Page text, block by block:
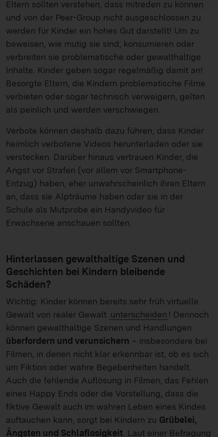
Eltern sollten verstehen, dass mitreden zu können
und von der Peer-Group nicht ausgeschlossen zu
werden für Kinder ein hohes Gut darstellt! Um zu
beweisen, wie mutig sie sind, konsumieren oder
verbreiten sie problematische oder gewalthaltige
Inhalte. Kinder geben sogar regelmäßig damit an!
Besorgte Eltern, die Kindern problematische Filme
verbieten oder sogar technisch verweigern, gelten
als peinlich und werden verschwiegen.
Verbote können deshalb dazu führen, dass Kinder
heimlich verbotene Videos herunterladen oder sie
verstecken. Darüber hinaus vertrauen Kinder, die
Angst vor Strafen (vor allem vor Smartphone-
Entzug) haben, eher unwahrscheinlich ihren Eltern
an, dass sie Alpträume haben oder sie in der
Schule als Mutprobe ein Handyvideo für
Erwachsene anschauen sollten.
Hinterlassen gewalthaltige Szenen und
Geschichten bei Kindern bleibende
Schäden?
Wichtig: Kinder können bereits sehr früh virtuelle
Gewalt von realer Gewalt unterscheiden ! Dennoch
können gewalthaltige Szenen und Handlungen
überfordern und verunsichern – insbesondere bei
Filmen, in denen nicht klar erkennbar ist, ob es sich
um Fiktion oder wahre Begebenheiten handelt.
Auch die fehlende Auflösung in Filmen, das Fehlen
eines Happy Ends oder die Vorstellung, dass die
fiktive Gewalt auch im wahren Leben eines Kindes
auftauchen kann, sorgt bei Kindern zu Grübelei,
Ängsten und Schlaflosigkeit . Laut einer Befragung